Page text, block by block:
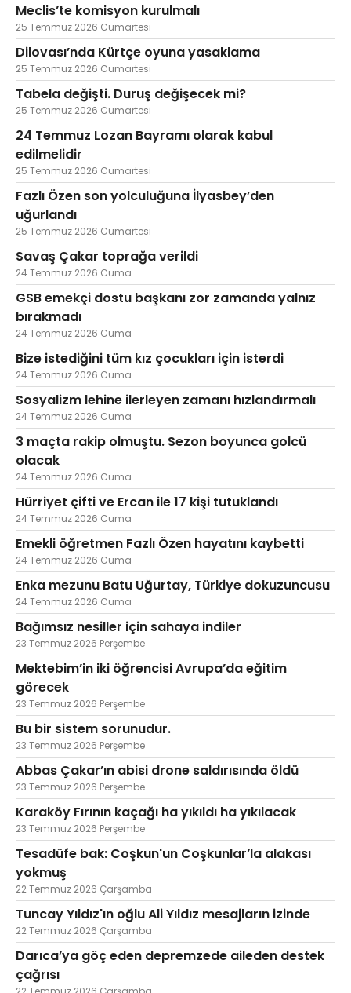
Meclis’te komisyon kurulmalı
25 Temmuz 2026 Cumartesi
Dilovası’nda Kürtçe oyuna yasaklama
25 Temmuz 2026 Cumartesi
Tabela değişti. Duruş değişecek mi?
25 Temmuz 2026 Cumartesi
24 Temmuz Lozan Bayramı olarak kabul
edilmelidir
25 Temmuz 2026 Cumartesi
Fazlı Özen son yolculuğuna İlyasbey’den
uğurlandı
25 Temmuz 2026 Cumartesi
Savaş Çakar toprağa verildi
24 Temmuz 2026 Cuma
GSB emekçi dostu başkanı zor zamanda yalnız
bırakmadı
24 Temmuz 2026 Cuma
Bize istediğini tüm kız çocukları için isterdi
24 Temmuz 2026 Cuma
Sosyalizm lehine ilerleyen zamanı hızlandırmalı
24 Temmuz 2026 Cuma
3 maçta rakip olmuştu. Sezon boyunca golcü
olacak
24 Temmuz 2026 Cuma
Hürriyet çifti ve Ercan ile 17 kişi tutuklandı
24 Temmuz 2026 Cuma
Emekli öğretmen Fazlı Özen hayatını kaybetti
24 Temmuz 2026 Cuma
Enka mezunu Batu Uğurtay, Türkiye dokuzuncusu
24 Temmuz 2026 Cuma
Bağımsız nesiller için sahaya indiler
23 Temmuz 2026 Perşembe
Mektebim’in iki öğrencisi Avrupa’da eğitim
görecek
23 Temmuz 2026 Perşembe
Bu bir sistem sorunudur.
23 Temmuz 2026 Perşembe
Abbas Çakar’ın abisi drone saldırısında öldü
23 Temmuz 2026 Perşembe
Karaköy Fırının kaçağı ha yıkıldı ha yıkılacak
23 Temmuz 2026 Perşembe
Tesadüfe bak: Coşkun'un Coşkunlar’la alakası
yokmuş
22 Temmuz 2026 Çarşamba
Tuncay Yıldız'ın oğlu Ali Yıldız mesajların izinde
22 Temmuz 2026 Çarşamba
Darıca’ya göç eden depremzede aileden destek
çağrısı